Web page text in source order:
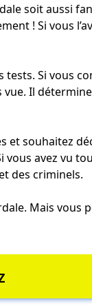
soit aussi
! Si vous
tests. Si vous
vue. Il
et souhaitez
avez vu
des criminels.
Mais vous